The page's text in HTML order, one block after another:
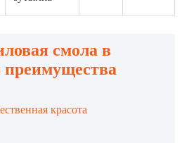
смола в
преимущества
красота